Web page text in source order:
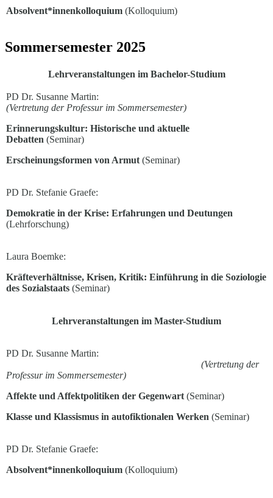
Absolvent*innenkolloquium (Kolloquium)
Sommersemester 2025
Lehrveranstaltungen im Bachelor-Studium
PD Dr. Susanne Martin:
(Vertretung der Professur im Sommersemester)
Erinnerungskultur: Historische und aktuelle
Debatten (Seminar)
Erscheinungsformen von Armut (Seminar)
PD Dr. Stefanie Graefe:
Demokratie in der Krise: Erfahrungen und Deutungen
(Lehrforschung)
Laura Boemke:
Kräfteverhältnisse, Krisen, Kritik: Einführung in die Soziologie
des Sozialstaats (Seminar)
Lehrveranstaltungen im Master-Studium
PD Dr. Susanne Martin:
(Vertretung der
Professur im Sommersemester)
Affekte und Affektpolitiken der Gegenwart (Seminar)
Klasse und Klassismus in autofiktionalen Werken (Seminar)
PD Dr. Stefanie Graefe:
Absolvent*innenkolloquium (Kolloquium)